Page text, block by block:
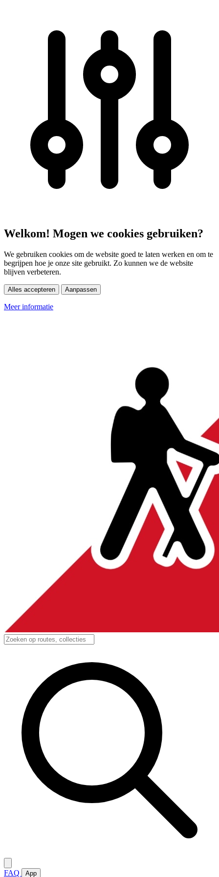
Welkom! Mogen we cookies gebruiken?
We gebruiken cookies om de website goed te laten werken en om te
begrijpen hoe je onze site gebruikt. Zo kunnen we de website
blijven verbeteren.
Alles accepteren Aanpassen
Meer informatie
FAQ App